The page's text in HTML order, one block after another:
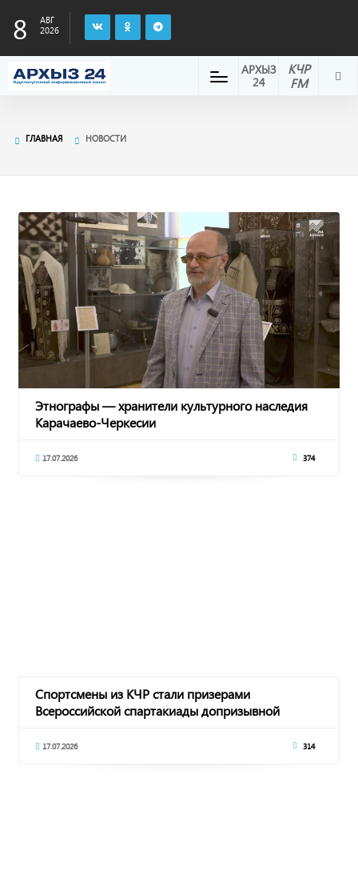
8
АВГ
2026
КЧР
FM
АРХЫЗ
24
ГЛАВНАЯ НОВОСТИ
Этнографы — хранители культурного наследия
Карачаево-Черкесии
17.07.2026 374
Спортсмены из КЧР стали призерами
Всероссийской спартакиады допризывной
17.07.2026 314